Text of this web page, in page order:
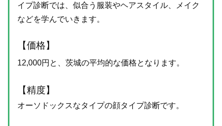
イプ診断では、似合う服装やヘアスタイル、メイク
などを学んでいきます。
【価格】
12,000円と、茨城の平均的な価格となります。
【精度】
オーソドックスなタイプの顔タイプ診断です。